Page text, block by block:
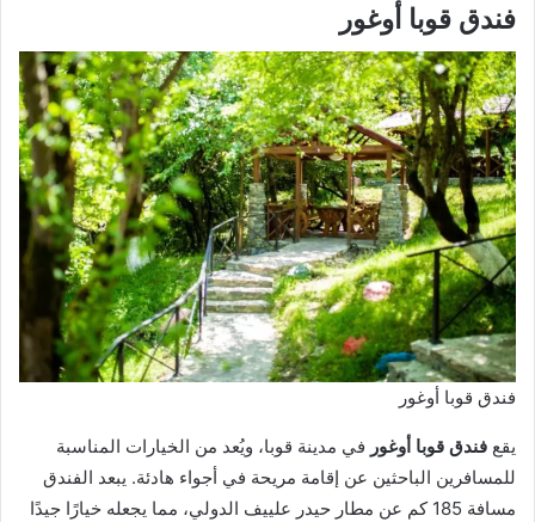
فندق قوبا أوغور
فندق قوبا أوغور
يقع فندق قوبا أوغور في مدينة قوبا، ويُعد من الخيارات المناسبة
للمسافرين الباحثين عن إقامة مريحة في أجواء هادئة. يبعد الفندق
مسافة 185 كم عن مطار حيدر علييف الدولي، مما يجعله خيارًا جيدًا